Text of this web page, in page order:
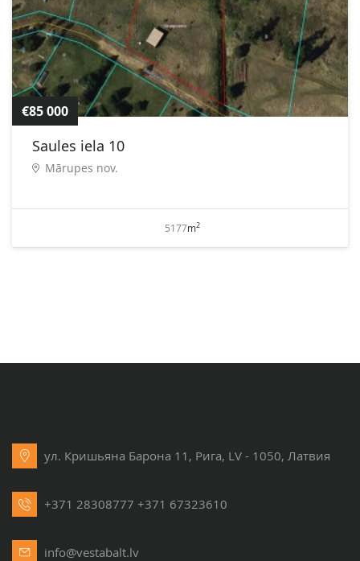
€85 000
Saules iela 10
Mārupes nov.
5177m2
ул. Кришьяна Барона 11, Рига, LV - 1050, Латвия
+371 28308777 +371 67323610
info@vestabalt.lv